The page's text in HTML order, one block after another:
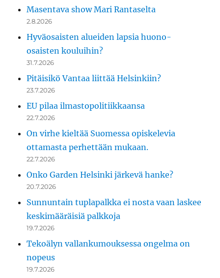
Masentava show Mari Rantaselta
2.8.2026
Hyväosaisten alueiden lapsia huono-
osaisten kouluihin?
31.7.2026
Pitäisikö Vantaa liittää Helsinkiin?
23.7.2026
EU pilaa ilmastopolitiikkaansa
22.7.2026
On virhe kieltää Suomessa opiskelevia
ottamasta perhettään mukaan.
22.7.2026
Onko Garden Helsinki järkevä hanke?
20.7.2026
Sunnuntain tuplapalkka ei nosta vaan laskee
keskimääräisiä palkkoja
19.7.2026
Tekoälyn vallankumouksessa ongelma on
nopeus
19.7.2026